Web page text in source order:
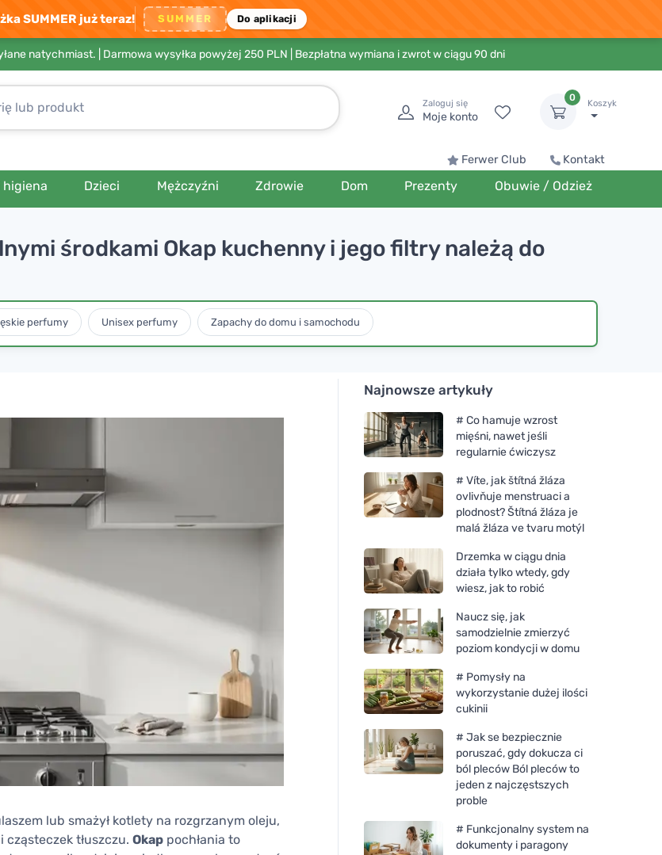
SUMMER już teraz! SUMMER Do aplikacji
natychmiast. | Darmowa wysyłka powyżej 250 PLN | Bezpłatna wymiana i zwrot w ciągu 90 dni
Zaloguj się
Moje konto
0
Koszyk
Ferwer Club Kontakt
higiena Dzieci Mężczyźni Zdrowie Dom Prezenty Obuwie / Odzież
środkami Okap kuchenny i jego filtry należą do
perfumy Unisex perfumy Zapachy do domu i samochodu
lub smażył kotlety na rozgrzanym oleju,
tłuszczu. Okap pochłania to
Najnowsze artykuły
# Co hamuje wzrost
mięśni, nawet jeśli
regularnie ćwiczysz
# Víte, jak štítná žláza
ovlivňuje menstruaci a
plodnost? Štítná žláza je
malá žláza ve tvaru motýl
Drzemka w ciągu dnia
działa tylko wtedy, gdy
wiesz, jak to robić
Naucz się, jak
samodzielnie zmierzyć
poziom kondycji w domu
# Pomysły na
wykorzystanie dużej ilości
cukinii
# Jak se bezpiecznie
poruszać, gdy dokucza ci
ból pleców Ból pleców to
jeden z najczęstszych
proble
# Funkcjonalny system na
dokumenty i paragony